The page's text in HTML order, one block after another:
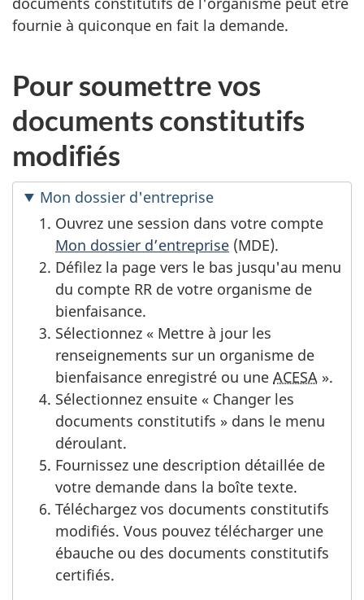
fournie à quiconque en fait la demande.
Pour soumettre vos
documents constitutifs
modifiés
Mon dossier d'entreprise
Ouvrez une session dans votre compte
Mon dossier d’entreprise (MDE).
Défilez la page vers le bas jusqu'au menu
du compte RR de votre organisme de
bienfaisance.
Sélectionnez « Mettre à jour les
renseignements sur un organisme de
bienfaisance enregistré ou une ACESA ».
Sélectionnez ensuite « Changer les
documents constitutifs » dans le menu
déroulant.
Fournissez une description détaillée de
votre demande dans la boîte texte.
Téléchargez vos documents constitutifs
modifiés. Vous pouvez télécharger une
ébauche ou des documents constitutifs
certifiés.